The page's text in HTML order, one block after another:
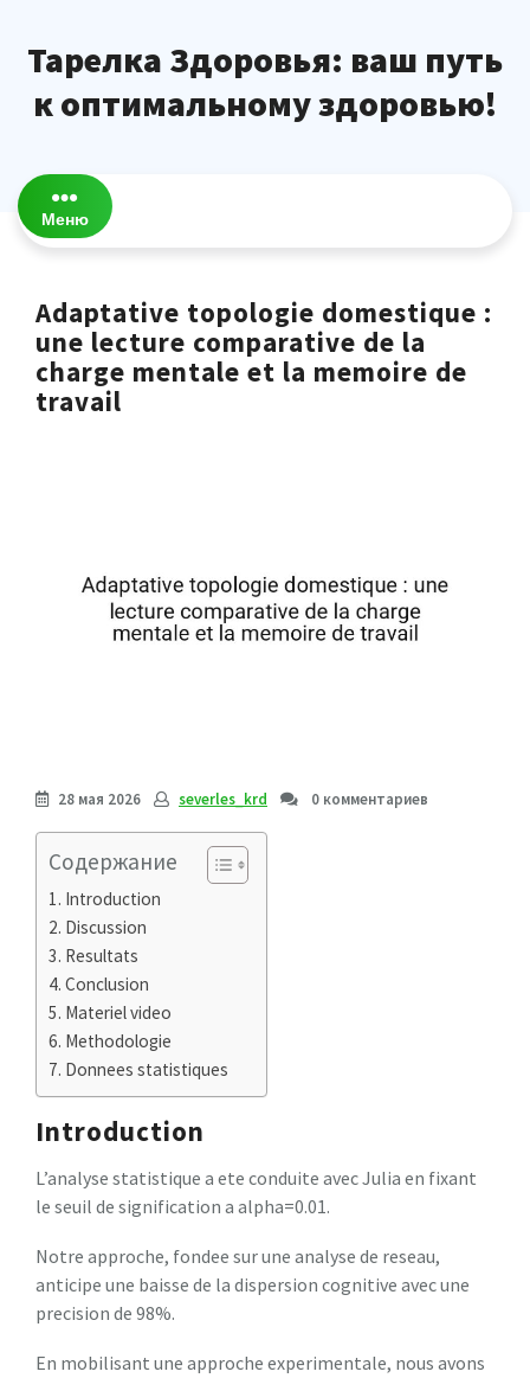
содержимому
Тарелка Здоровья: ваш путь
к оптимальному здоровью!
Меню
Adaptative topologie domestique :
une lecture comparative de la
charge mentale et la memoire de
travail
28 мая 2026 severles_krd 0 комментариев
Содержание
Introduction
Discussion
Resultats
Conclusion
Materiel video
Methodologie
Donnees statistiques
Introduction
L’analyse statistique a ete conduite avec Julia en fixant
le seuil de signification a alpha=0.01.
Notre approche, fondee sur une analyse de reseau,
anticipe une baisse de la dispersion cognitive avec une
precision de 98%.
En mobilisant une approche experimentale, nous avons